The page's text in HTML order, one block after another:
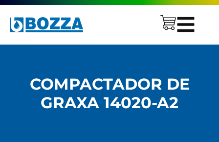
COMPACTADOR DE
GRAXA 14020-A2